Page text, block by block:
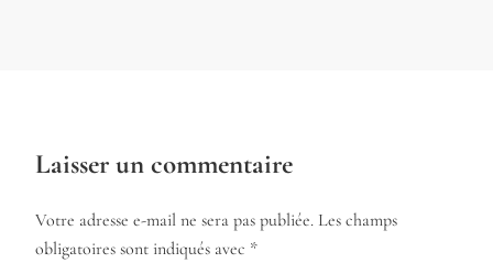
Laisser un commentaire
Votre adresse e-mail ne sera pas publiée. Les champs
obligatoires sont indiqués avec *